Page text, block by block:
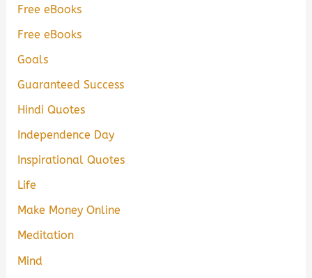
Free eBooks
Free eBooks
Goals
Guaranteed Success
Hindi Quotes
Independence Day
Inspirational Quotes
Life
Make Money Online
Meditation
Mind